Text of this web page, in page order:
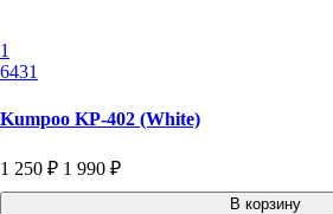
1
6431
Kumpoo KP-402 (White)
1 250 ₽ 1 990 ₽
В корзину